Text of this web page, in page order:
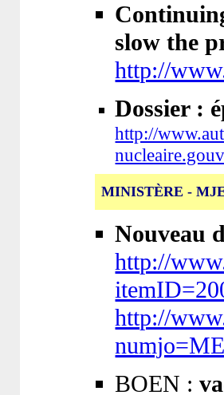
slow the
http://
Dossier :
http://
MINISTÈRE -
Nouveau
http://
http://
BOEN :